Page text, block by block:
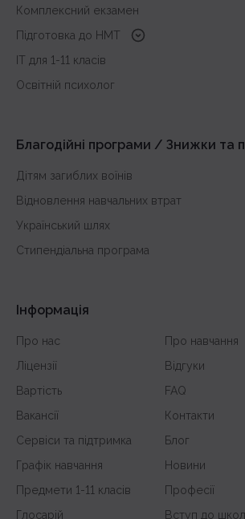
Комплексний екзамен
Підготовка до HMT
з української мови
з історії України
IT для 1-11 класів
Освітній психолог
Благодійні програми / Знижки та
Дітям загиблих воїнів
Відновлення навчальних втрат
Український шлях
Стипендіальна програма
Інформація
Про нас
Про навчання
Ліцензії
Відгуки
Вартість
FAQ
Вакансії
Контакти
Сервіси та підтримка
Блог
Графік навчання
Новини
Предмети 1-11 класів
Професії
Глосарій
Вступ до